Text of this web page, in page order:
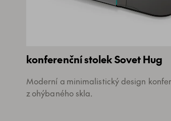
konferenční stolek Sovet Hug
Moderní a minimalistický design
z ohýbaného skla.